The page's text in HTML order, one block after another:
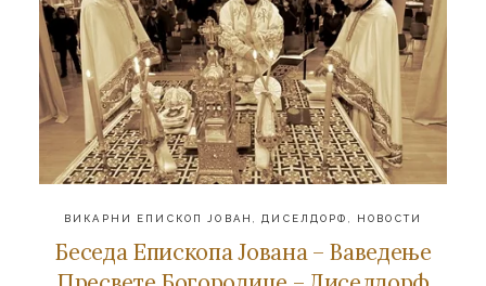
ВИКАРНИ ЕПИСКОП ЈОВАН ,ДИСЕЛДОРФ НОВОСТИ
Беседа Епископа Јована – Ваведење